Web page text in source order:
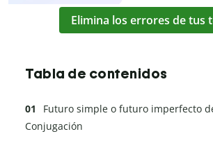
Elimina los errores de tus
Tabla de contenidos
Futuro simple o futuro imperfecto
Conjugación